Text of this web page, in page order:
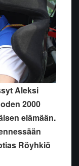
Aleksi
2000
elämään.
Röyhkiö